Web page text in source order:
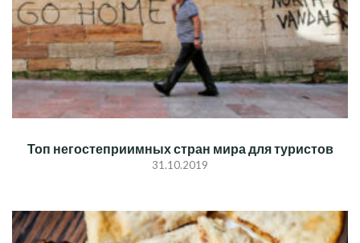
Топ негостеприимных стран мира для туристов
31.10.2019